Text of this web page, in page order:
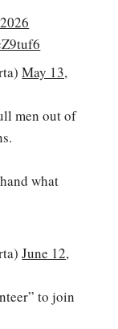
May 13,
men out of
what
June 12,
to join